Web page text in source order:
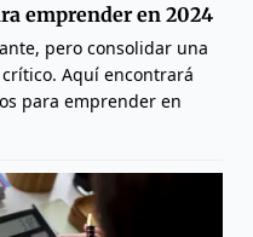
emprender en 2024
pero consolidar una
Aquí encontrará
para emprender en